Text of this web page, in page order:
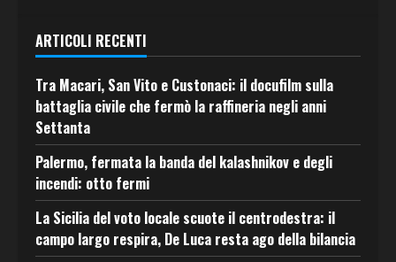
ARTICOLI RECENTI
Tra Macari, San Vito e Custonaci: il docufilm sulla
battaglia civile che fermò la raffineria negli anni
Settanta
Palermo, fermata la banda del kalashnikov e degli
incendi: otto fermi
La Sicilia del voto locale scuote il centrodestra: il
campo largo respira, De Luca resta ago della bilancia